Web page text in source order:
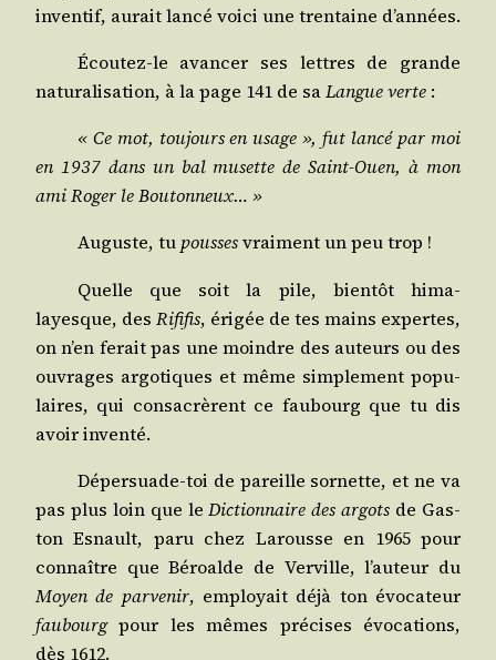
inven­tif, aurait lan­cé voi­ci une tren­taine d’années.
Écou­tez-le avan­cer ses lettres de grande
natu­ra­li­sa­tion, à la page 141 de saLangue verte :
« Ce mot, tou­jours en usage », fut lan­cé par moi
en 1937 dans un bal musette de Saint-Ouen, à mon
ami Roger le Boutonneux… »
Auguste, tu poussesvrai­ment un peu trop !
Quelle que soit la pile, bien­tôt hima­
layesque, des Rifi­fis, éri­gée de tes mains expertes,
on n’en ferait pas une moindre des auteurs ou des
ouvrages argo­tiques et même sim­ple­ment popu­
laires, qui consa­crèrent ce fau­bourg que tu dis
avoir inventé.
Déper­suade-toi de pareille sor­nette, et ne va
pas plus loin que leDic­tion­naire des argots de Gas­
ton Esnault, paru chez Larousse en 1965 pour
connaître que Béroalde de Ver­ville, l’au­teur du
Moyen de par­ve­nir, employait déjà ton évo­ca­teur
fau­bourgpour les mêmes pré­cises évo­ca­tions,
dès 1612.